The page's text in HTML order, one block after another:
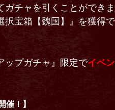
チャを引くことができま
宝箱【魏国】』を獲得
プガチャ』限定でイベ
催！】